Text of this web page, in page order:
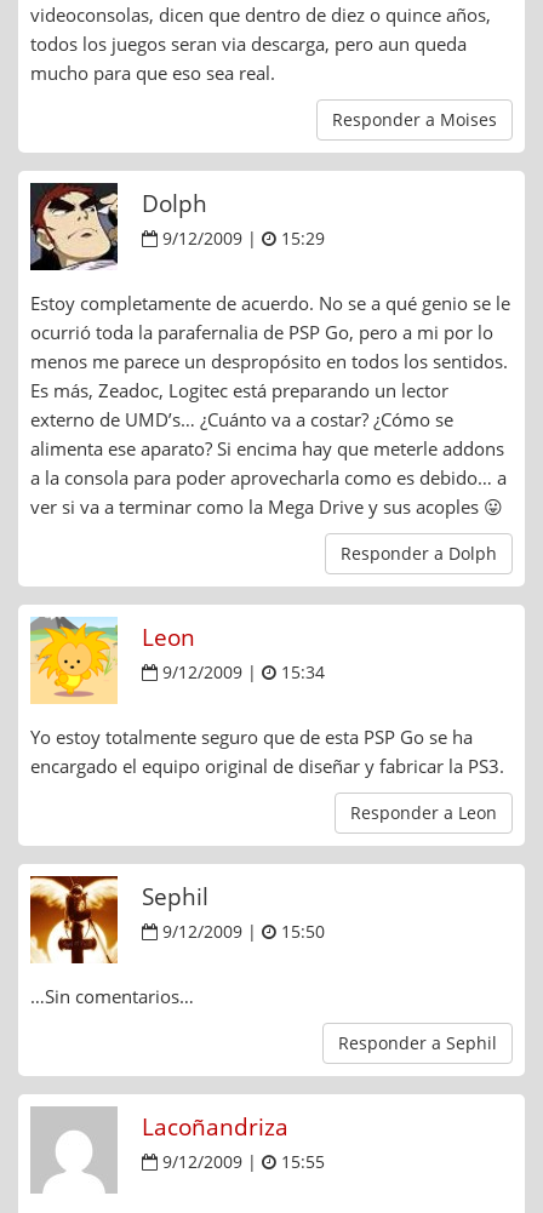
videoconsolas, dicen que dentro de diez o quince años,
todos los juegos seran via descarga, pero aun queda
mucho para que eso sea real.
Responder a Moises
Dolph
9/12/2009 | 15:29
Estoy completamente de acuerdo. No se a qué genio se le
ocurrió toda la parafernalia de PSP Go, pero a mi por lo
menos me parece un despropósito en todos los sentidos.
Es más, Zeadoc, Logitec está preparando un lector
externo de UMD’s… ¿Cuánto va a costar? ¿Cómo se
alimenta ese aparato? Si encima hay que meterle addons
a la consola para poder aprovecharla como es debido… a
ver si va a terminar como la Mega Drive y sus acoples 😛
Responder a Dolph
Leon
9/12/2009 | 15:34
Yo estoy totalmente seguro que de esta PSP Go se ha
encargado el equipo original de diseñar y fabricar la PS3.
Responder a Leon
Sephil
9/12/2009 | 15:50
…Sin comentarios…
Responder a Sephil
Lacoñandriza
9/12/2009 | 15:55